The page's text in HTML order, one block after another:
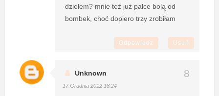
dziełem? mnie też już palce bolą od
bombek, choć dopiero trzy zrobiłam
Odpowiedz Usuń
Unknown
17 Grudnia 2012 18:24